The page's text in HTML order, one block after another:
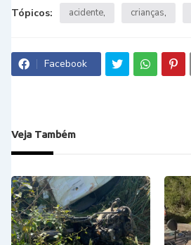
Tópicos: acidente crianças
Facebook
Veja Também